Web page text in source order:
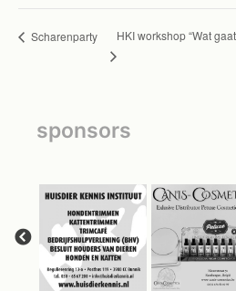
Scharenparty HKI workshop “Wat
sponsors